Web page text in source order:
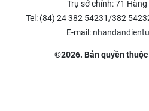
Trụ sở chính: 71 Hàng
Tel: (84) 24 382 54231/382
E-mail:
©2026. Bản quyền thuộc